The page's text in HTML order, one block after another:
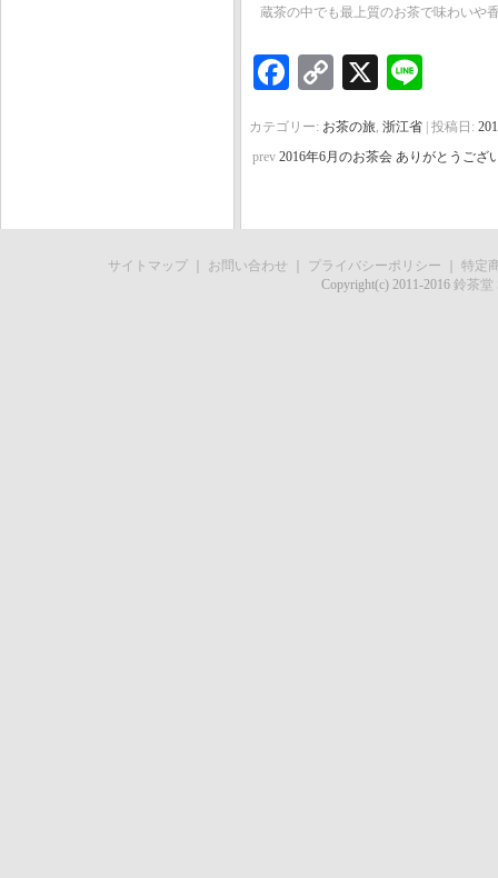
蔵茶の中でも最上質のお茶で味わいや
Facebook
Copy
X
カテゴリー: お茶の旅, 浙江省 | 投稿日:
prev 2016年6月のお茶会 ありがとうござ
サイトマップ お問い合わせ プライバシーポリシー
特定
Copyright(c) 2011-2016 鈴茶堂